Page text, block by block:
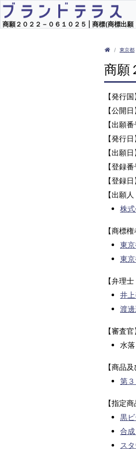
商願２０２２－０６１０２５ | 商標(商標出願
東京都
商願
【発行
【公開
【出願
【発行
【出願
【登録
【登録
【出願
株
【商標
東
東
【弁理
井
渡
【審査官
水
【商品
第
【指定
黒
合
ス